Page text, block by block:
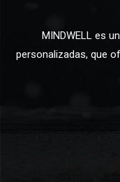
MINDWELL es
personalizadas, que